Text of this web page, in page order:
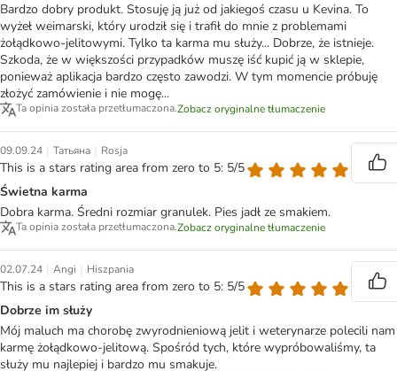
Bardzo dobry produkt. Stosuję ją już od jakiegoś czasu u Kevina. To
wyżeł weimarski, który urodził się i trafił do mnie z problemami
żołądkowo-jelitowymi. Tylko ta karma mu służy... Dobrze, że istnieje.
Szkoda, że w większości przypadków muszę iść kupić ją w sklepie,
ponieważ aplikacja bardzo często zawodzi. W tym momencie próbuję
złożyć zamówienie i nie mogę...
Ta opinia została przetłumaczona.Zobacz oryginalne tłumaczenie
09.09.24 | Татьяна | Rosja
This is a stars rating area from zero to 5: 5/5
Świetna karma
Dobra karma. Średni rozmiar granulek. Pies jadł ze smakiem.
Ta opinia została przetłumaczona.Zobacz oryginalne tłumaczenie
02.07.24 | Angi | Hiszpania
This is a stars rating area from zero to 5: 5/5
Dobrze im służy
Mój maluch ma chorobę zwyrodnieniową jelit i weterynarze polecili nam
karmę żołądkowo-jelitową. Spośród tych, które wypróbowaliśmy, ta
służy mu najlepiej i bardzo mu smakuje.